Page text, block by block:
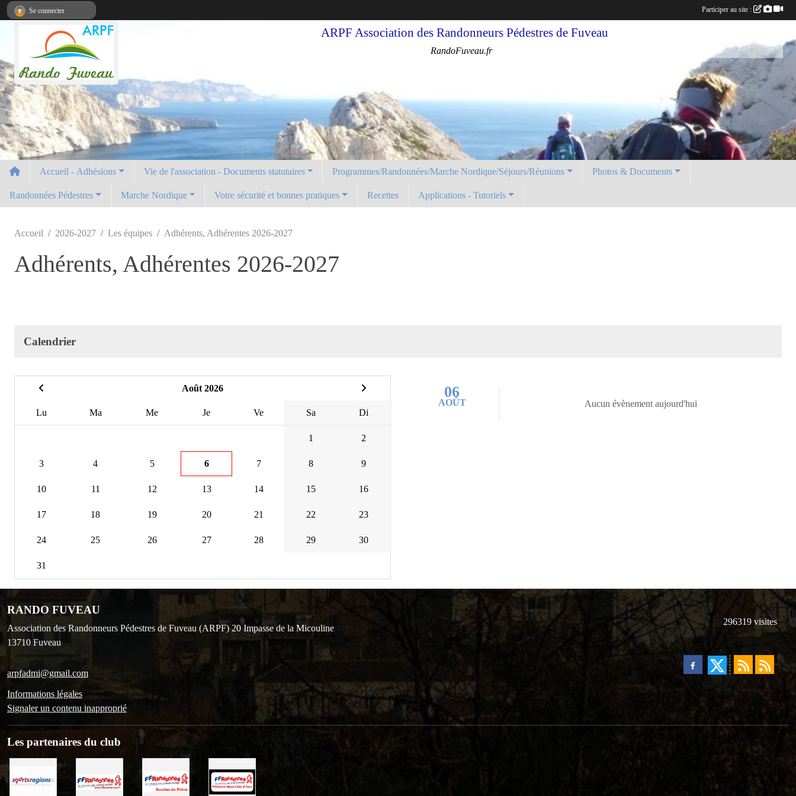
ARPF Association des Randonneurs Pédestres de Fuveau
RandoFuveau.fr
Accueil - Adhésions Vie de l'association - Documents statutaires Programmes/Randonnées/Marche Nordique/Séjours/Réunions Photos & Documents
Randonnées Pédestres Marche Nordique Votre sécurité et bonnes pratiques Recettes Applications - Tutoriels
Accueil 2026-2027 Les équipes Adhérents, Adhérentes 2026-2027
Adhérents, Adhérentes 2026-2027
Calendrier
Août 2026
Lu Ma Me Je Ve Sa Di
1 2
3 4 5 6 7 8 9
10 11 12 13 14 15 16
17 18 19 20 21 22 23
24 25 26 27 28 29 30
31
06
AOÛT Aucun évènement aujourd'hui
RANDO FUVEAU
Association des Randonneurs Pédestres de Fuveau (ARPF) 20 Impasse de la Micouline
13710 Fuveau
arpfadmi@gmail.com
Informations légales
Signaler un contenu inapproprié
296319 visites
Les partenaires du club
Se connecter Participer au site :
Panneau de gestion des cookies